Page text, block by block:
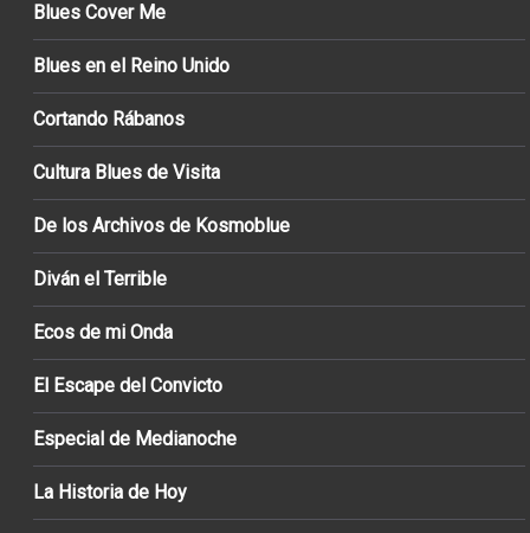
Blues Cover Me
Blues en el Reino Unido
Cortando Rábanos
Cultura Blues de Visita
De los Archivos de Kosmoblue
Diván el Terrible
Ecos de mi Onda
El Escape del Convicto
Especial de Medianoche
La Historia de Hoy